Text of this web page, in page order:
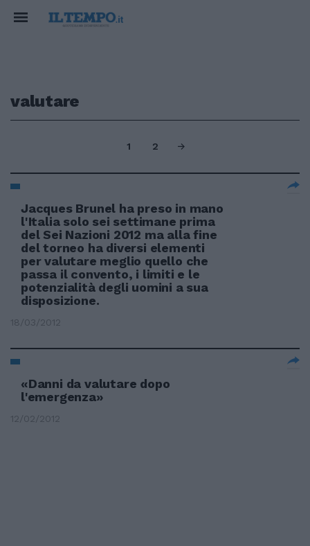
valutare
1 2
Jacques Brunel ha preso in mano
l'Italia solo sei settimane prima
del Sei Nazioni 2012 ma alla fine
del torneo ha diversi elementi
per valutare meglio quello che
passa il convento, i limiti e le
potenzialità degli uomini a sua
disposizione.
18/03/2012
«Danni da valutare dopo
l'emergenza»
12/02/2012